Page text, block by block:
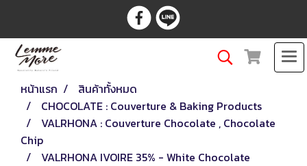
หน้าแรก
สินค้าทั้งหมด
CHOCOLATE : Couverture & Baking Products
VALRHONA : Couverture Chocolate , Chocolate
Chip
VALRHONA IVOIRE 35% - White Chocolate